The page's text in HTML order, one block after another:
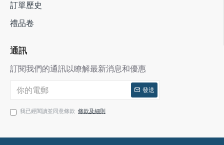
訂單歷史
禮品卷
通訊
訂閱我們的通訊以瞭解最新消息和優惠
發送
我已經閱讀並同意條款 條款及細則